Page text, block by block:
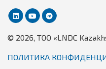
© 2026, TОО «LNDC
ПОЛИТИКА